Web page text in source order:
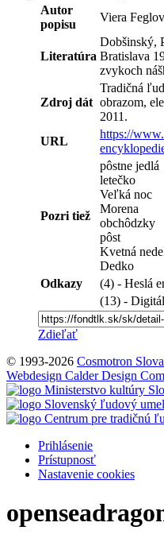
Autor
popisu
Viera
Literatúra
Dobšinský,
Bratislava
zvykoch
Zdroj dát
Tradičná
obrazom,
2011.
URL
https://
Pozri tiež
pôstne jedlá
letečko
Veľká noc
Morena
obchôdzky
pôst
Kvetná
Dedko
Odkazy
(4) - Heslá
(13) -
Zdieľať
© 1993-2026 Cosmotron
Webdesign Calder Design
Prihlásenie
Prístupnosť
Nastavenie cookies